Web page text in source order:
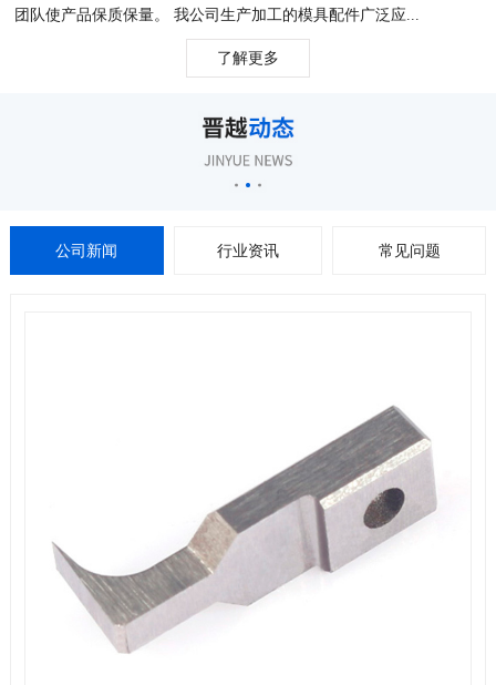
团队使产品保质保量。 我公司生产加工的模具配件广泛应...
了解更多
公司新闻 行业资讯 常见问题